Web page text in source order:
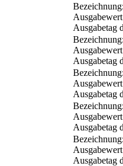
Bezeichnung:
Ausgabetag
Bezeichnung:
Ausgabetag
Bezeichnung:
Ausgabetag
Bezeichnung:
Ausgabetag
Bezeichnung:
Ausgabetag